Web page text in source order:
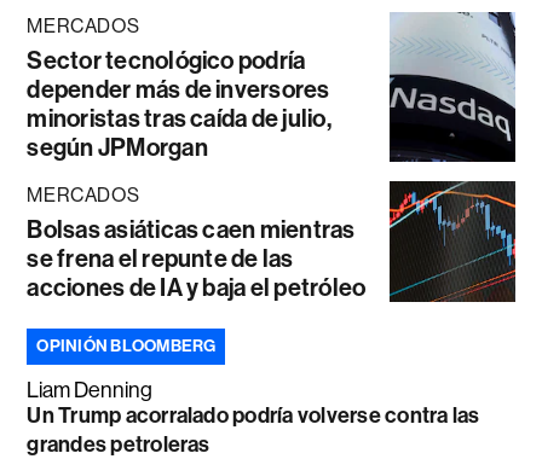
MERCADOS
Sector tecnológico podría
depender más de inversores
minoristas tras caída de julio,
según JPMorgan
MERCADOS
Bolsas asiáticas caen mientras
se frena el repunte de las
acciones de IA y baja el petróleo
OPINIÓN BLOOMBERG
Liam Denning
Un Trump acorralado podría volverse contra las
grandes petroleras